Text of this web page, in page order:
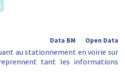
Open Data
Data BM
au stationnement en voirie sur
tant les informations